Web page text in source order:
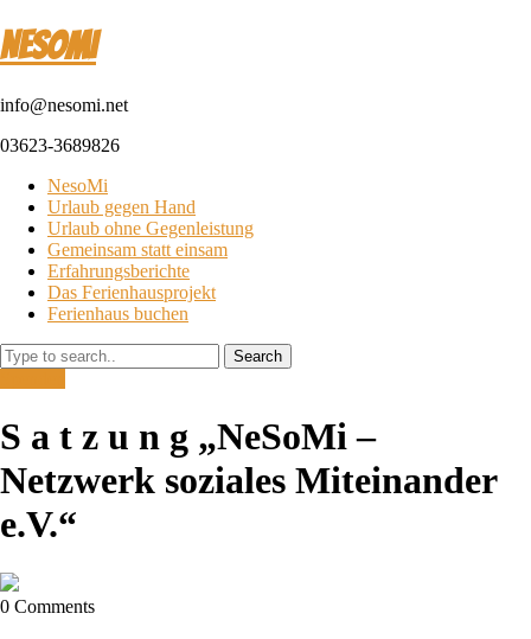
NesoMI
info@nesomi.net
03623-3689826
NesoMi
Urlaub gegen Hand
Urlaub ohne Gegenleistung
Gemeinsam statt einsam
Erfahrungsberichte
Das Ferienhausprojekt
Ferienhaus buchen
Search
S a t z u n g „NeSoMi –
Netzwerk soziales Miteinander
e.V.“
0 Comments